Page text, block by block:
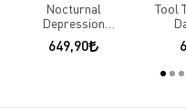
Nocturnal
Depression
Perpetuelle Eclipse
Tişört
649,90
Tool